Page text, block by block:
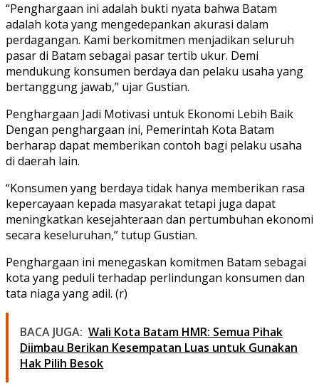
“Penghargaan ini adalah bukti nyata bahwa Batam
adalah kota yang mengedepankan akurasi dalam
perdagangan. Kami berkomitmen menjadikan seluruh
pasar di Batam sebagai pasar tertib ukur. Demi
mendukung konsumen berdaya dan pelaku usaha yang
bertanggung jawab,” ujar Gustian.
Penghargaan Jadi Motivasi untuk Ekonomi Lebih Baik
Dengan penghargaan ini, Pemerintah Kota Batam
berharap dapat memberikan contoh bagi pelaku usaha
di daerah lain.
“Konsumen yang berdaya tidak hanya memberikan rasa
kepercayaan kepada masyarakat tetapi juga dapat
meningkatkan kesejahteraan dan pertumbuhan ekonomi
secara keseluruhan,” tutup Gustian.
Penghargaan ini menegaskan komitmen Batam sebagai
kota yang peduli terhadap perlindungan konsumen dan
tata niaga yang adil. (r)
BACA JUGA: Wali Kota Batam HMR: Semua Pihak
Diimbau Berikan Kesempatan Luas untuk Gunakan
Hak Pilih Besok